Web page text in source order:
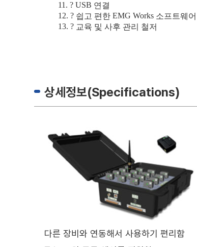
11. ? USB 연결
12. ? 쉽고 편한EMG Works 소프트웨어
13. ? 교육 및 사후 관리 철저
상세정보(Specifications)
다른 장비와 연동해서 사용하기 편리함